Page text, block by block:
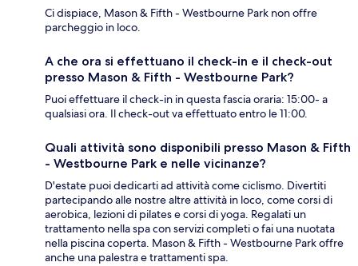
Ci dispiace, Mason & Fifth - Westbourne Park non offre
parcheggio in loco.
A che ora si effettuano il check-in e il check-out
presso Mason & Fifth - Westbourne Park?
Puoi effettuare il check-in in questa fascia oraria: 15:00- a
qualsiasi ora. Il check-out va effettuato entro le 11:00.
Quali attività sono disponibili presso Mason & Fifth
- Westbourne Park e nelle vicinanze?
D'estate puoi dedicarti ad attività come ciclismo. Divertiti
partecipando alle nostre altre attività in loco, come corsi di
aerobica, lezioni di pilates e corsi di yoga. Regalati un
trattamento nella spa con servizi completi o fai una nuotata
nella piscina coperta. Mason & Fifth - Westbourne Park offre
anche una palestra e trattamenti spa.